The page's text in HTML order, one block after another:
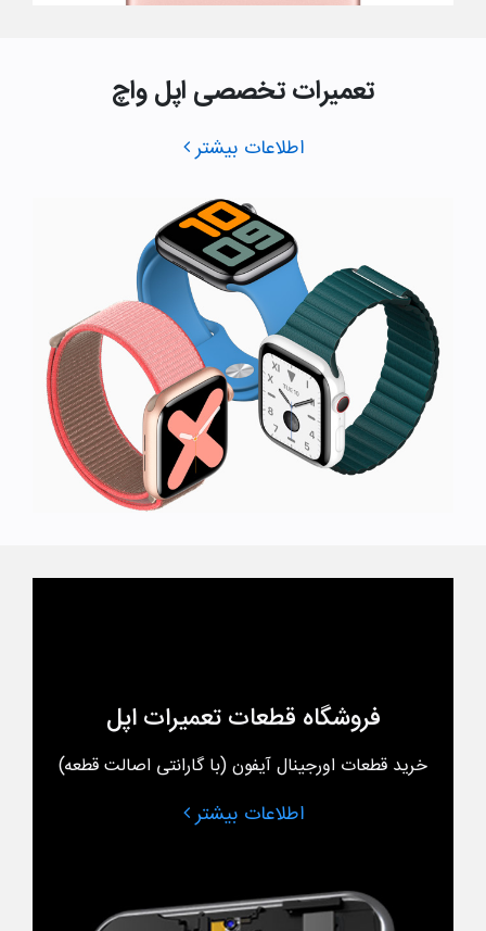
تعمیرات تخصصی اپل واچ
اطلاعات بیشتر
فروشگاه قطعات تعمیرات اپل
خرید قطعات اورجینال آیفون (با گارانتی اصالت قطعه)
اطلاعات بیشتر